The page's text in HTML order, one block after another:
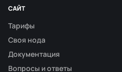
САЙТ
Тарифы
Своя нода
Документация
Вопросы и ответы